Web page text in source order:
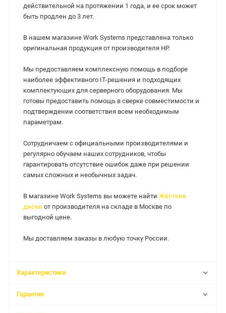
действительной на протяжении 1 года, и ее срок может
быть продлен до 3 лет.
В нашем магазине Work Systems представлена только
оригинальная продукция от производителя HP.
Мы предоставляем комплексную помощь в подборе
наиболее эффективного IT-решения и подходящих
комплектующих для серверного оборудования. Мы
готовы предоставить помощь в сверке совместимости и
подтверждении соответствия всем необходимым
параметрам.
Сотрудничаем с официальными производителями и
регулярно обучаем наших сотрудников, чтобы
гарантировать отсутствие ошибок даже при решении
самых сложных и необычных задач.
В магазине Work Systems вы можете найти Жёсткие
диски от производителя на складе в Москве по
выгодной цене.
Мы доставляем заказы в любую точку России.
Характеристики
Гарантия